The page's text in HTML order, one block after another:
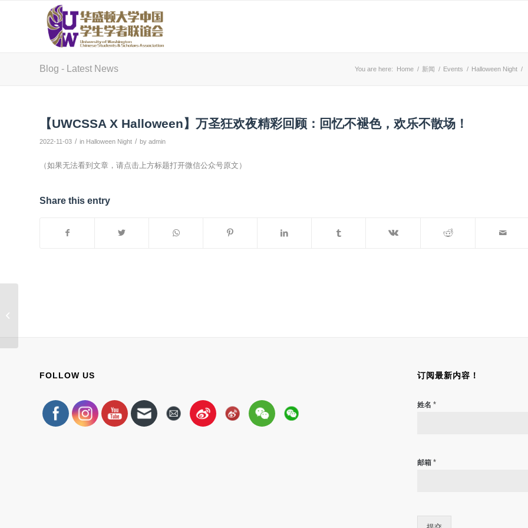
Blog - Latest News You are here: Home / 新闻 / Events / Halloween Night /
【UWCSSA X Halloween】万圣狂欢夜精彩回顾：回忆不褪色，欢乐不散场！
2022-11-03 / in Halloween Night / by admin
（如果无法看到文章，请点击上方标题打开微信公众号原文）
Share this entry
FOLLOW US 订阅最新内容！
姓名*
邮箱*